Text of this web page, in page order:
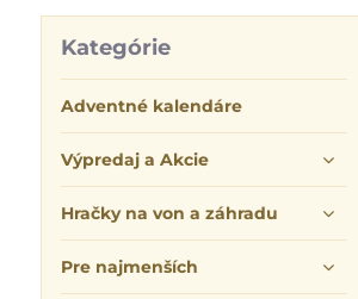
Kategórie
Adventné kalendáre
Výpredaj a Akcie
Hračky na von a záhradu
Pre najmenších